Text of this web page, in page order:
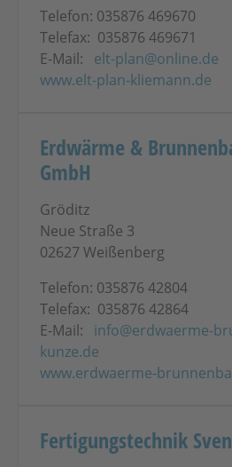
Telefon: 035876 469670
Telefax: 035876 469671
E-Mail: elt-plan@online.de
www.elt-plan-kliemann.de
Erdwärme &
GmbH
Gröditz
Neue Straße 3
02627 Weißenberg
Telefon: 035876 42804
Telefax: 035876 42864
E-Mail: info@erdwaerme-
kunze.de
www.erdwaerme-
Fertigungstechnik